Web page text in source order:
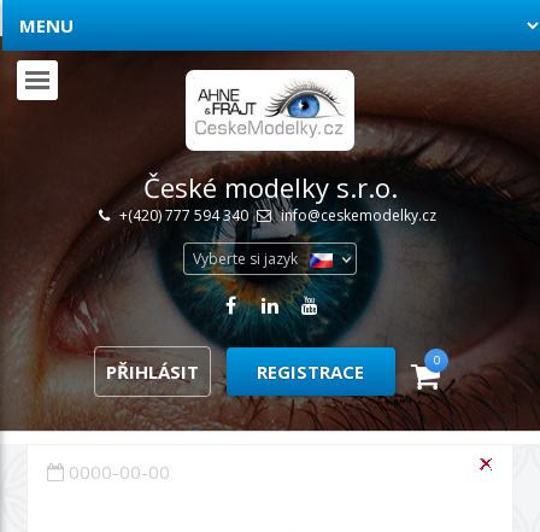
České modelky s.r.o.
+(420) 777 594 340 info@ceskemodelky.cz
Vyberte si jazyk
PŘIHLÁSIT REGISTRACE 0
0000-00-00